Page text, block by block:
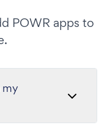
POWR apps to
my